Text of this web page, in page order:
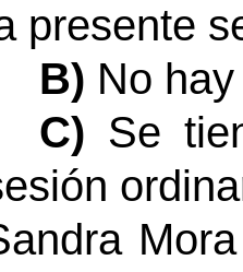
presente
B) No
C) Se